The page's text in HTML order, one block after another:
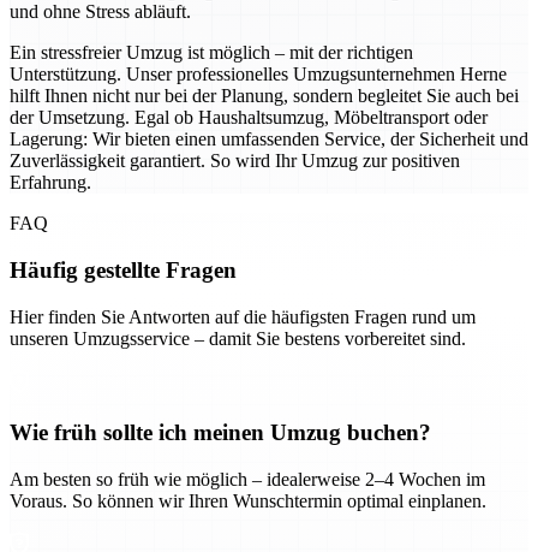
und ohne Stress abläuft.
Ein stressfreier Umzug ist möglich – mit der richtigen
Unterstützung. Unser professionelles Umzugsunternehmen Herne
hilft Ihnen nicht nur bei der Planung, sondern begleitet Sie auch bei
der Umsetzung. Egal ob Haushaltsumzug, Möbeltransport oder
Lagerung: Wir bieten einen umfassenden Service, der Sicherheit und
Zuverlässigkeit garantiert. So wird Ihr Umzug zur positiven
Erfahrung.
FAQ
Häufig gestellte Fragen
Hier finden Sie Antworten auf die häufigsten Fragen rund um
unseren Umzugsservice – damit Sie bestens vorbereitet sind.
Wie früh sollte ich meinen Umzug buchen?
Am besten so früh wie möglich – idealerweise 2–4 Wochen im
Voraus. So können wir Ihren Wunschtermin optimal einplanen.